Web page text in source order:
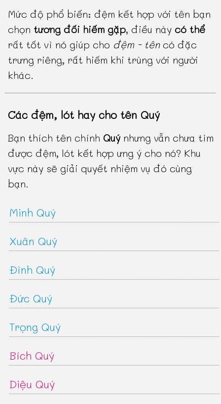
Mức độ phổ biến: đệm kết hợp với tên bạn
chọn tương đối hiếm gặp, điều này có thể
rất tốt vì nó giúp cho đệm - têncó đặc
trưng riêng, rất hiếm khi trùng với người
khác.
Các đệm, lót hay cho tên Quý
Bạn thích tên chính Quý nhưng vẫn chưa tìm
được đệm, lót kết hợp ưng ý cho nó? Khu
vực này sẽ giải quyết nhiệm vụ đó cùng
bạn.
Minh Quý
Xuân Quý
Đình Quý
Đức Quý
Trọng Quý
Bích Quý
Diệu Quý